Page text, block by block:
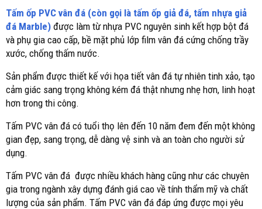
Tấm ốp PVC vân đá (còn gọi là tấm ốp giả đá, tấm nhựa giả
đá Marble) được làm từ nhựa PVC nguyên sinh kết hợp bột đá
và phụ gia cao cấp, bề mặt phủ lớp film vân đá cứng chống trầy
xước, chống thấm nước.
Sản phẩm được thiết kế với họa tiết vân đá tự nhiên tinh xảo, tạo
cảm giác sang trọng không kém đá thật nhưng nhẹ hơn, linh hoạt
hơn trong thi công.
Tấm PVC vân đá có tuổi thọ lên đến 10 năm đem đến một không
gian đẹp, sang trọng, dễ dàng vệ sinh và an toàn cho người sử
dụng.
Tấm PVC vân đá được nhiều khách hàng cũng như các chuyên
gia trong ngành xây dựng đánh giá cao về tính thẩm mỹ và chất
lượng của sản phẩm. Tấm PVC vân đá đáp ứng được mọi yêu